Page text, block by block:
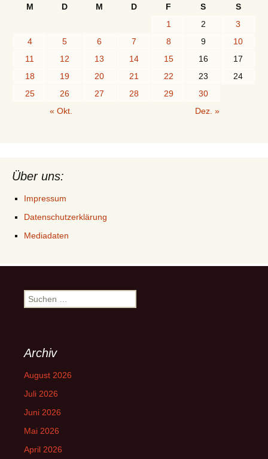
M
D M D F S
S
1
2
3
4
5 6 7 8 9
10
11
12 13 14 15 16
17
18
19 20 21 22 23
24
25
26 27 28 29
30
« Okt.
Dez. »
Über uns:
Impressum
Datenschutzerklärung
Mediadaten
Suchen
nach:
Archiv
August 2026
Juli 2026
Juni 2026
Mai 2026
April 2026